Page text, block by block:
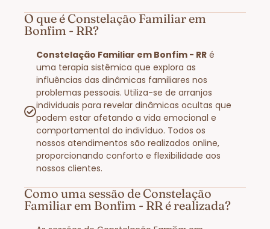
O que é Constelação Familiar em
Bonfim - RR?
Constelação Familiar em Bonfim - RR é
uma terapia sistêmica que explora as
influências das dinâmicas familiares nos
problemas pessoais. Utiliza-se de arranjos
individuais para revelar dinâmicas ocultas que
podem estar afetando a vida emocional e
comportamental do indivíduo. Todos os
nossos atendimentos são realizados online,
proporcionando conforto e flexibilidade aos
nossos clientes.
Como uma sessão de Constelação
Familiar em Bonfim - RR é realizada?